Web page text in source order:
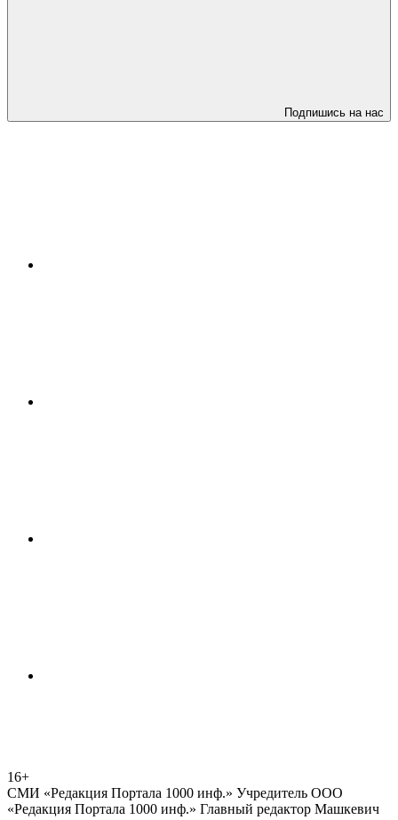
Подпишись на нас
16+
СМИ «Редакция Портала 1000 инф.» Учредитель ООО
«Редакция Портала 1000 инф.» Главный редактор Машкевич